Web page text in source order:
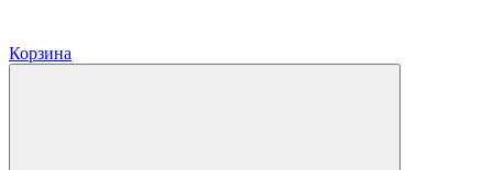
Корзина